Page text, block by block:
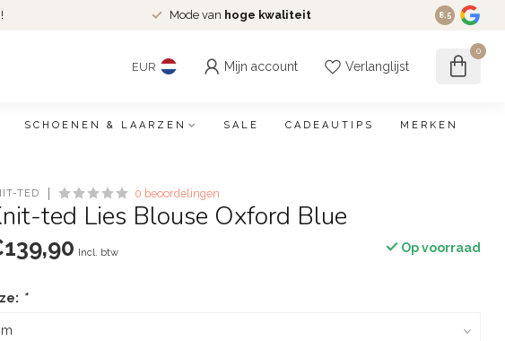
Mode van hoge kwaliteit 8.5
EUR Mijn account Verlanglijst
0
SCHOENEN & LAARZEN SALE CADEAUTIPS MERKEN
TED 0 beoordelingen
ted Lies Blouse Oxford Blue
Incl. btw Op voorraad
*